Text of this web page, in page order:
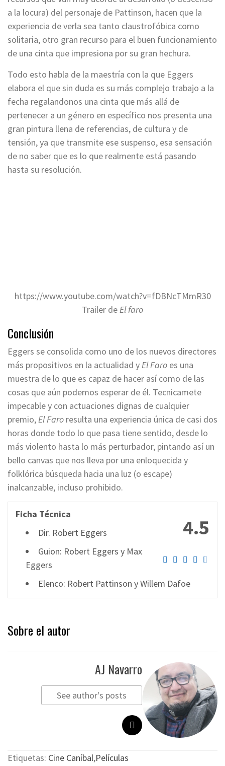
a la locura) del personaje de Pattinson, hacen que la
experiencia de verla sea tanto claustrofóbica como
solitaria, otro gran recurso para el buen funcionamiento
de una cinta que impresiona por su gran hechura.
Todo esto habla de la maestría con la que Eggers
elabora el que sin duda es su más complejo trabajo a la
fecha regalandonos una cinta que más allá de
pertenecer a un género en específico nos presenta una
gran pintura llena de referencias, de cultura y de
tensión, ya que transmite ese suspenso, esa sensación
de no saber que es lo que realmente está pasando
hasta su resolución.
https://www.youtube.com/watch?v=fDBNcTMmR30
Trailer deEl faro
Conclusión
Eggers se consolida como uno de los nuevos directores
más propositivos en la actualidad yEl Faro es una
muestra de lo que es capaz de hacer así como de las
cosas que aún podemos esperar de él. Tecnicamete
impecable y con actuaciones dignas de cualquier
premio,El Faro resulta una experiencia única de casi dos
horas donde todo lo que pasa tiene sentido, desde lo
más violento hasta lo más perturbador, pintando así un
bello canvas que nos lleva por una enloquecida y
folklórica búsqueda hacia una luz (o escape)
inalcanzable, incluso prohibido.
4.5
Ficha Técnica
Dir. Robert Eggers
Guion: Robert Eggers y Max
Eggers
Elenco: Robert Pattinson y Willem Dafoe
Sobre el autor
AJ Navarro
See author's posts
Etiquetas: Cine Caníbal,Películas